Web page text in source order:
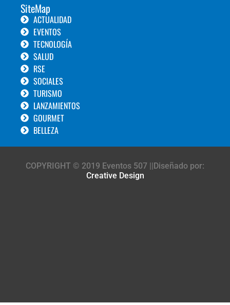
SiteMap
ACTUALIDAD
EVENTOS
TECNOLOGÍA
SALUD
RSE
SOCIALES
TURISMO
LANZAMIENTOS
GOURMET
BELLEZA
COPYRIGHT © 2019 Eventos 507 ||Diseñado por:
Creative Design